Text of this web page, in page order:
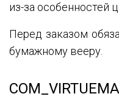
из-за особенностей
Перед заказом
бумажному вееру.